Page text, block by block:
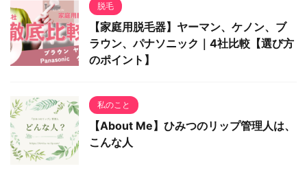
脱毛
【家庭用脱毛器】ヤーマン、ケノン、ブ
ラウン、パナソニック｜4社比較【選び方
のポイント】
私のこと
【About Me】ひみつのリップ管理人は、
こんな人